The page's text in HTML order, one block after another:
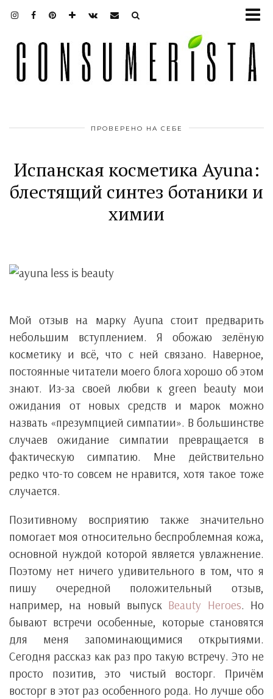
ПРОВЕРЕНО НА СЕБЕ
Испанская косметика Ayuna:
блестящий синтез ботаники и
химии
Мой отзыв на марку Ayuna стоит предварить
небольшим вступлением. Я обожаю зелёную
косметику и всё, что с ней связано. Наверное,
постоянные читатели моего блога хорошо об этом
знают. Из-за своей любви к green beauty мои
ожидания от новых средств и марок можно
назвать «презумпцией симпатии». В большинстве
случаев ожидание симпатии превращается в
фактическую симпатию. Мне действительно
редко что-то совсем не нравится, хотя такое тоже
случается.
Позитивному восприятию также значительно
помогает моя относительно беспроблемная кожа,
основной нуждой которой является увлажнение.
Поэтому нет ничего удивительного в том, что я
пишу очередной положительный отзыв,
например, на новый выпуск Beauty Heroes. Но
бывают встречи особенные, которые становятся
для меня запоминающимися открытиями.
Сегодня рассказ как раз про такую встречу. Это не
просто позитив, это чистый восторг. Причём
восторг в этот раз особенного рода. Но лучше обо